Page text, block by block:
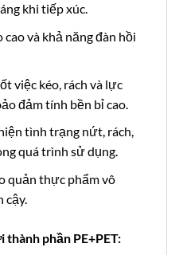
khi tiếp xúc.
cao và khả năng đàn hồi
việc kéo, rách và lực
đảm tính bền bỉ cao.
tình trạng nứt, rách,
quá trình sử dụng.
quản thực phẩm vô
cậy.
thành phần PE+PET: